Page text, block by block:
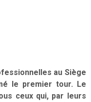
au Siège
le premier tour. Le
ceux qui, par leurs